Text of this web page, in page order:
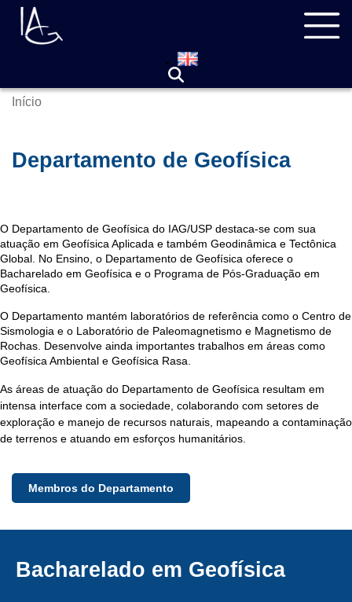
Pular
para
Trilha
Início
Departamento de Geofísica
O Departamento de Geofísica do IAG/USP destaca-se com sua
atuação em Geofísica Aplicada e também Geodinâmica e Tectônica
Global. No Ensino, o Departamento de Geofísica oferece o
Bacharelado em Geofísica e o Programa de Pós-Graduação em
Geofísica.
O Departamento mantém laboratórios de referência como o Centro de
Sismologia e o Laboratório de Paleomagnetismo e Magnetismo de
Rochas. Desenvolve ainda importantes trabalhos em áreas como
Geofísica Ambiental e Geofísica Rasa.
As áreas de atuação do Departamento de Geofísica resultam em
intensa interface com a sociedade, colaborando com setores de
exploração e manejo de recursos naturais, mapeando a contaminação
de terrenos e atuando em esforços humanitários.
Membros do Departamento
Bacharelado em Geofísica